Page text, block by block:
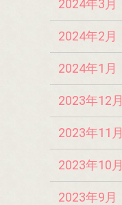
2024年3月
2024年2月
2024年1月
2023年12月
2023年11月
2023年10月
2023年9月